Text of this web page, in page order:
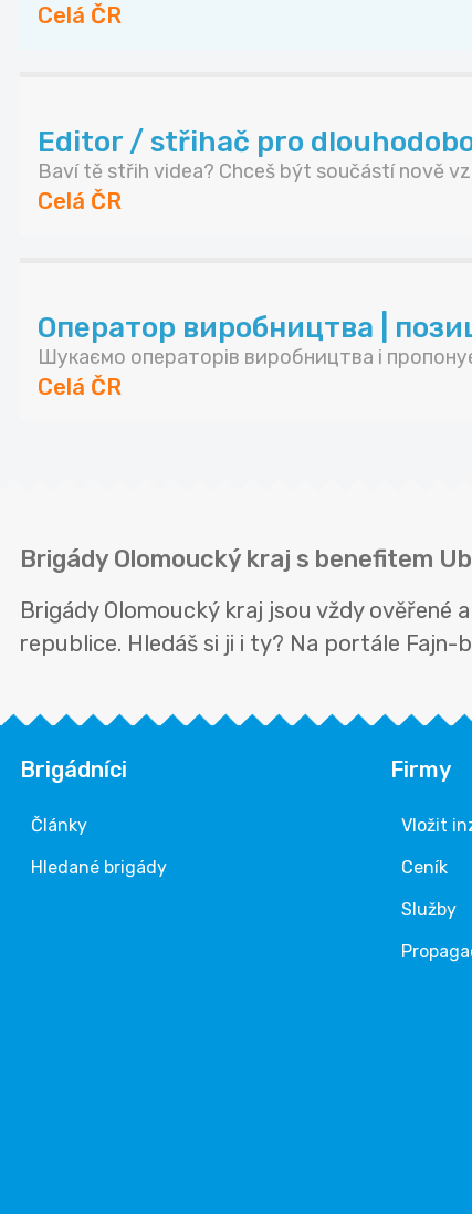
Celá ČR
Editor / střihač pro
Baví tě střih videa? Chceš být součástí nově
Celá ČR
Оператор виробництва |
Шукаємо операторів виробництва і
Celá ČR
Brigády Olomoucký kraj s benefitem
Brigády Olomoucký kraj jsou vždy ověřené
republice. Hledáš si ji i ty? Na portále
Brigádníci
Články
Hledané brigády
Firmy
Vložit
Ceník
Služby